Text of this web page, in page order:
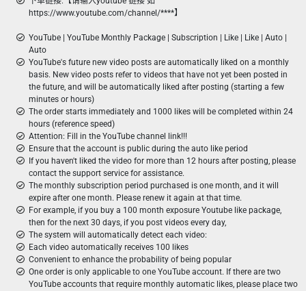
https://www.youtube.com/channel/****】
YouTube | YouTube Monthly Package | Subscription | Like | Like | Auto |
Auto
YouTube's future new video posts are automatically liked on a monthly
basis. New video posts refer to videos that have not yet been posted in
the future, and will be automatically liked after posting (starting a few
minutes or hours)
The order starts immediately and 1000 likes will be completed within 24
hours (reference speed)
Attention: Fill in the YouTube channel link!!!
Ensure that the account is public during the auto like period
If you haven't liked the video for more than 12 hours after posting, please
contact the support service for assistance.
The monthly subscription period purchased is one month, and it will
expire after one month. Please renew it again at that time.
For example, if you buy a 100 month exposure Youtube like package,
then for the next 30 days, if you post videos every day,
The system will automatically detect each video:
Each video automatically receives 100 likes
Convenient to enhance the probability of being popular
One order is only applicable to one YouTube account. If there are two
YouTube accounts that require monthly automatic likes, please place two